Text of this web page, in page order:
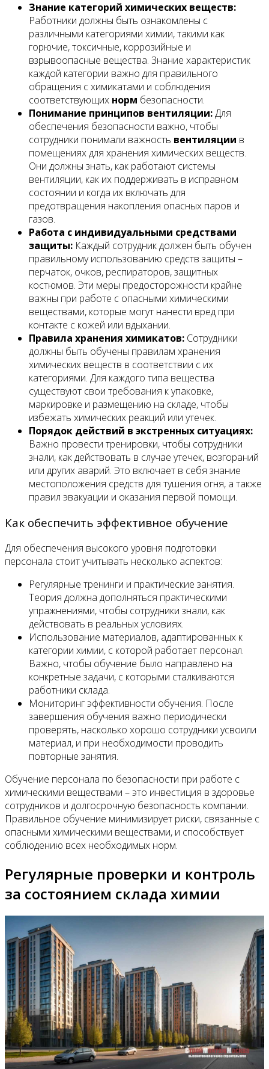
Знание категорий химических веществ:
Работники должны быть ознакомлены с
различными категориями химии, такими как
горючие, токсичные, коррозийные и
взрывоопасные вещества. Знание характеристик
каждой категории важно для правильного
обращения с химикатами и соблюдения
соответствующих норм безопасности.
Понимание принципов вентиляции:Для
обеспечения безопасности важно, чтобы
сотрудники понимали важность вентиляции в
помещениях для хранения химических веществ.
Они должны знать, как работают системы
вентиляции, как их поддерживать в исправном
состоянии и когда их включать для
предотвращения накопления опасных паров и
газов.
Работа с индивидуальными средствами
защиты: Каждый сотрудник должен быть обучен
правильному использованию средств защиты –
перчаток, очков, респираторов, защитных
костюмов. Эти меры предосторожности крайне
важны при работе с опасными химическими
веществами, которые могут нанести вред при
контакте с кожей или вдыхании.
Правила хранения химикатов: Сотрудники
должны быть обучены правилам хранения
химических веществ в соответствии с их
категориями. Для каждого типа вещества
существуют свои требования к упаковке,
маркировке и размещению на складе, чтобы
избежать химических реакций или утечек.
Порядок действий в экстренных ситуациях:
Важно провести тренировки, чтобы сотрудники
знали, как действовать в случае утечек, возгораний
или других аварий. Это включает в себя знание
местоположения средств для тушения огня, а также
правил эвакуации и оказания первой помощи.
Как обеспечить эффективное обучение
Для обеспечения высокого уровня подготовки
персонала стоит учитывать несколько аспектов:
Регулярные тренинги и практические занятия.
Теория должна дополняться практическими
упражнениями, чтобы сотрудники знали, как
действовать в реальных условиях.
Использование материалов, адаптированных к
категории химии, с которой работает персонал.
Важно, чтобы обучение было направлено на
конкретные задачи, с которыми сталкиваются
работники склада.
Мониторинг эффективности обучения. После
завершения обучения важно периодически
проверять, насколько хорошо сотрудники усвоили
материал, и при необходимости проводить
повторные занятия.
Обучение персонала по безопасности при работе с
химическими веществами – это инвестиция в здоровье
сотрудников и долгосрочную безопасность компании.
Правильное обучение минимизирует риски, связанные с
опасными химическими веществами, и способствует
соблюдению всех необходимых норм.
Регулярные проверки и контроль
за состоянием склада химии